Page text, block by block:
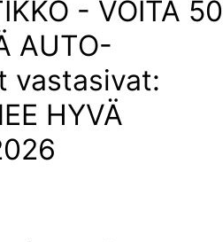
- VOITA
AUTO-
vastasivat:
HYVÄ